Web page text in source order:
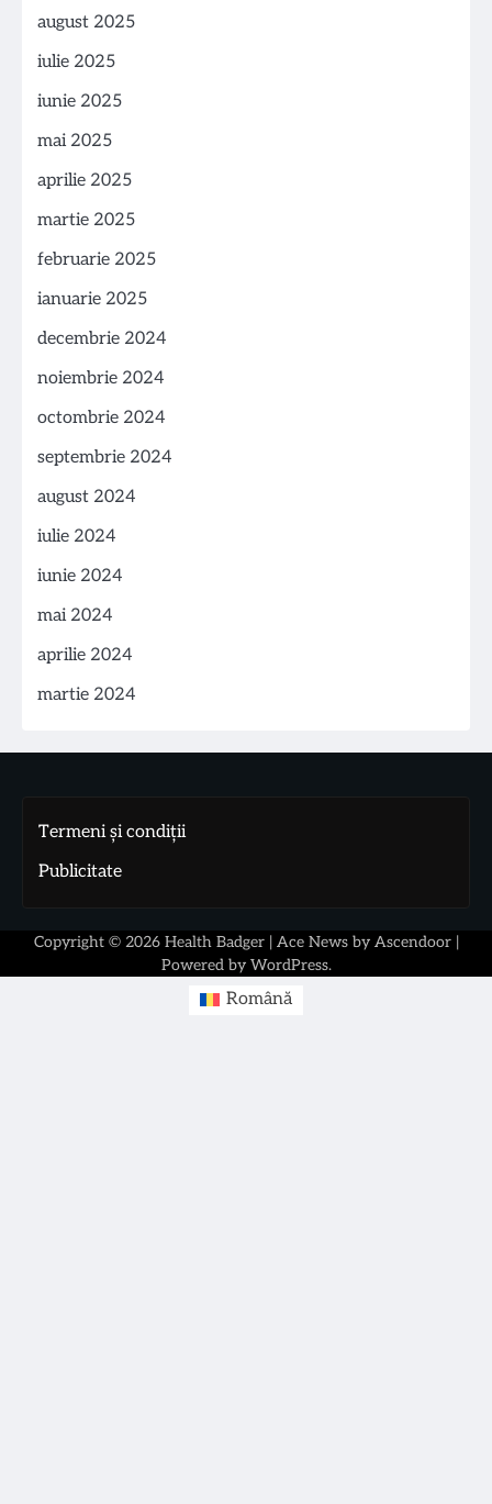
august 2025
iulie 2025
iunie 2025
mai 2025
aprilie 2025
martie 2025
februarie 2025
ianuarie 2025
decembrie 2024
noiembrie 2024
octombrie 2024
septembrie 2024
august 2024
iulie 2024
iunie 2024
mai 2024
aprilie 2024
martie 2024
Termeni și condiții
Publicitate
Copyright © 2026 Health Badger| Ace News by Ascendoor|
Powered by WordPress.
Română